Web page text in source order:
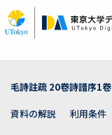
イ
ン
毛詩註疏 20卷詩譜序1卷
資料の解説
利用条件